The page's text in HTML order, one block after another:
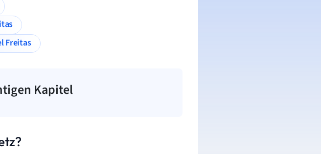
Freitas
Kapitel